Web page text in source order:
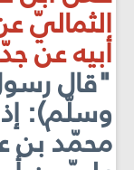
الثماليّ
أبيه عن
"قال
وسلّم):
محمّد بن